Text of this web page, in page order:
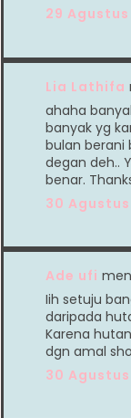
29 Agustus
Lia Lathifa
ahaha
banyak yg
bulan berani
degan deh..
benar.
30 Agustus
Ade ufi
Iih setuju
daripada
Karena
dgn amal
30 Agustus